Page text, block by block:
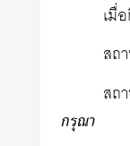
เมื่
สถ
สถ
กรุณา